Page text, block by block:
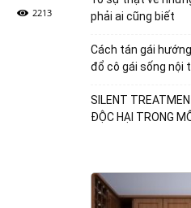
2213
phải ai cũng biết
Cách tán gái
đổ cô gái sống nội
SILENT
ĐỘC HẠI TRONG